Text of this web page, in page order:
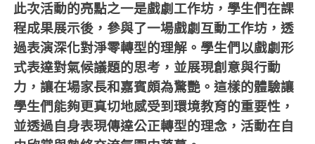
此次活動的亮點之一是戲劇工作坊，學生們在課
程成果展示後，參與了一場戲劇互動工作坊，透
過表演深化對淨零轉型的理解。學生們以戲劇形
式表達對氣候議題的思考，並展現創意與行動
力，讓在場家長和嘉賓頗為驚艷。這樣的體驗讓
學生們能夠更真切地感受到環境教育的重要性，
並透過自身表現傳達公正轉型的理念，活動在自